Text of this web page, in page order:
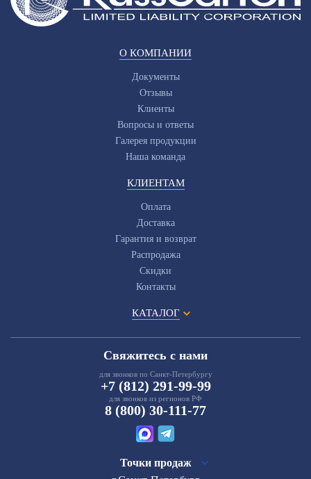
О КОМПАНИИ
Документы
Отзывы
Клиенты
Вопросы и ответы
Галерея продукции
Наша команда
КЛИЕНТАМ
Оплата
Доставка
Гарантия и возврат
Распродажа
Скидки
Контакты
КАТАЛОГ
Свяжитесь с нами
для звонков по Санкт-Петербургу
+7 (812) 291-99-99
для звонков из регионов РФ
8 (800) 30-111-77
Точки продаж